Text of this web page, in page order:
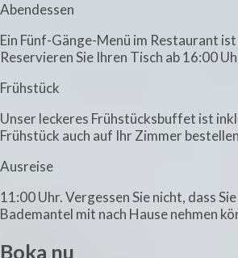
Abendessen
Ein Fünf-Gänge-Menü im Restaurant
Reservieren Sie Ihren Tisch ab 16:00
Frühstück
Unser leckeres Frühstücksbuffet ist
Frühstück auch auf Ihr Zimmer
Ausreise
11:00 Uhr. Vergessen Sie nicht, dass
Bademantel mit nach Hause nehmen
Boka nu